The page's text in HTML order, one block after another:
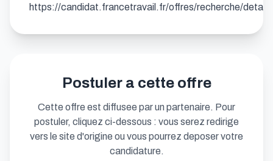
https://candidat.francetravail.fr/offres/recherche/detail/
Postuler a cette offre
Cette offre est diffusee par un partenaire. Pour
postuler, cliquez ci-dessous : vous serez redirige
vers le site d'origine ou vous pourrez deposer votre
candidature.